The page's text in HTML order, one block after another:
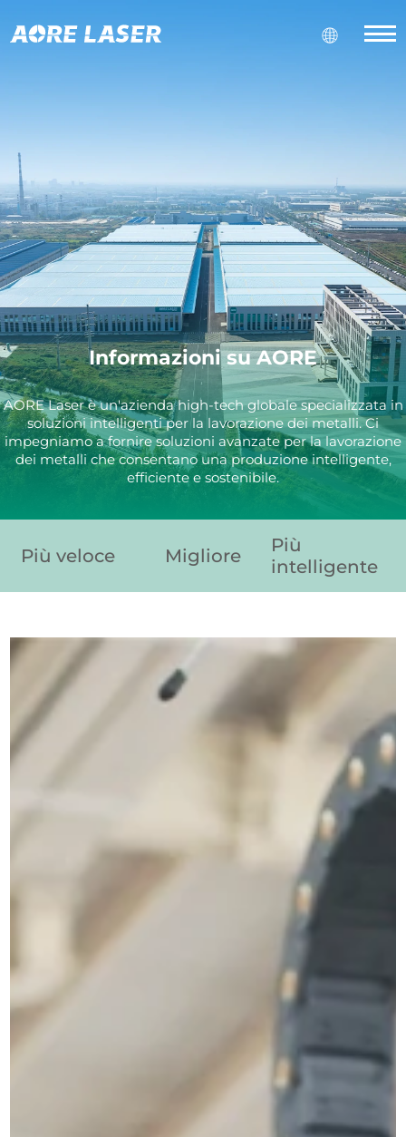
Informazioni su AORE
AORE Laser è un'azienda high-tech globale specializzata in
soluzioni intelligenti per la lavorazione dei metalli. Ci
impegniamo a fornire soluzioni avanzate per la lavorazione
dei metalli che consentano una produzione intelligente,
efficiente e sostenibile.
Più veloce Migliore
Più
intelligente